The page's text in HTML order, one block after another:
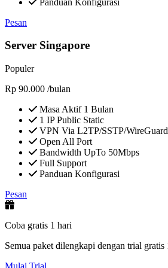
Pesan
Server Singapore
Populer
Rp 90.000 /bulan
Masa Aktif 1 Bulan
1 IP Public Static
VPN Via L2TP/SSTP/WireGuard
Open All Port
Bandwidth UpTo 50Mbps
Full Support
Panduan Konfigurasi
Pesan
Coba gratis 1 hari
Semua paket dilengkapi dengan trial
Mulai Trial